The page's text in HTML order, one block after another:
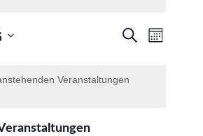
und
Suche
Monat
Veranstaltungen